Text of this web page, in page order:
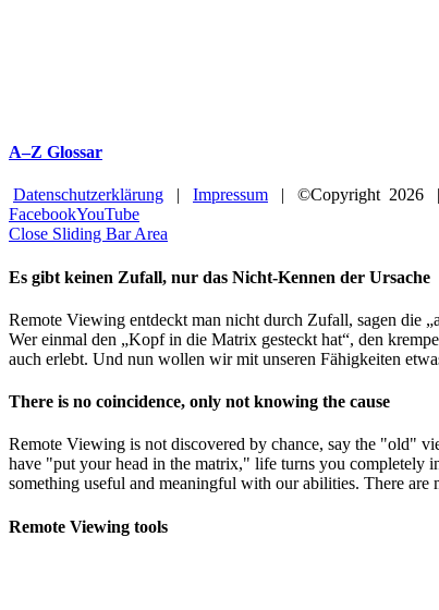
A–Z Glossar
Datenschutzerklärung | Impressum | ©Copyright 2026
FacebookYouTube
Close Sliding Bar Area
Es gibt keinen Zufall, nur das Nicht-Kennen der Ursache
Remote Viewing entdeckt man nicht durch Zufall, sagen die
Wer einmal den „Kopf in die Matrix gesteckt hat“, den
auch erlebt. Und nun wollen wir mit unseren Fähigkeiten
There is no coincidence, only not knowing the cause
Remote Viewing is not discovered by chance, say the "old"
have "put your head in the matrix," life turns you completely
something useful and meaningful with our abilities. There
Remote Viewing tools